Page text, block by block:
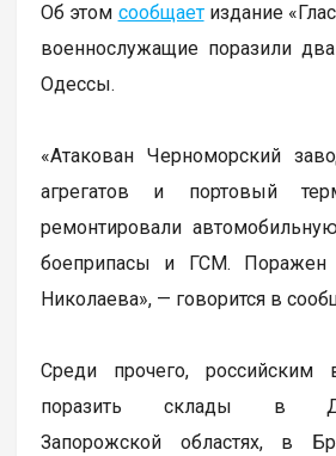
Об этом сообщаетиздание
военнослужащие поразили
Одессы.
«Атакован Черноморский
агрегатов и портовый
ремонтировали
боеприпасы и ГСМ. Поражен
Николаева», — говорится в
Среди прочего, российским
поразить склады в
Запорожской областях, в